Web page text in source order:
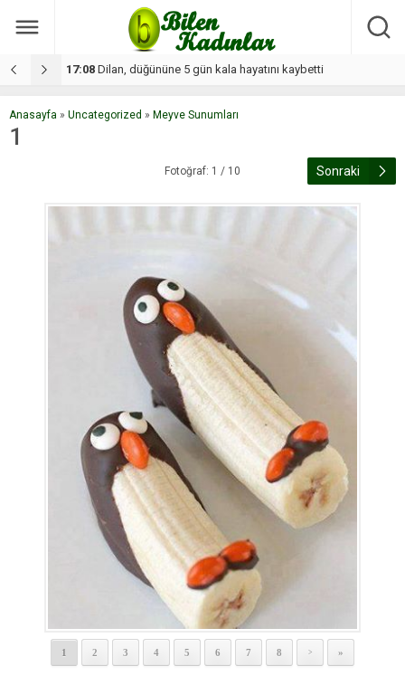
17:08 Dilan, düğününe 5 gün kala hayatını kaybetti
Anasayfa » Uncategorized » Meyve Sunumları
1
Fotoğraf: 1 / 10 Sonraki
1 2 3 4 5 6 7 8 > »